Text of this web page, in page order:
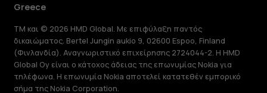
Greece
TM και © 2026 HMD Global. Με επιφύλαξη παντός
δικαιώματος. Bertel Jungin aukio 9, 02600 Espoo, Finland
(Φινλανδία). Αναγνωριστικό επιχείρησης 2724044-2. Η HMD
Global Oy είναι ο κάτοχος άδειας της επωνυμίας Nokia για
τηλέφωνα. Η επωνυμία Nokia αποτελεί κατατεθέν εμπορικό
σήμα της Nokia Corporation.